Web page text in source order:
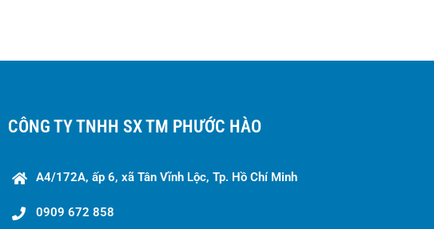
CÔNG TY TNHH SX TM PHƯỚC HÀO
A4/172A, ấp 6, xã Tân Vĩnh Lộc, Tp. Hồ Chí Minh
0909 672 858